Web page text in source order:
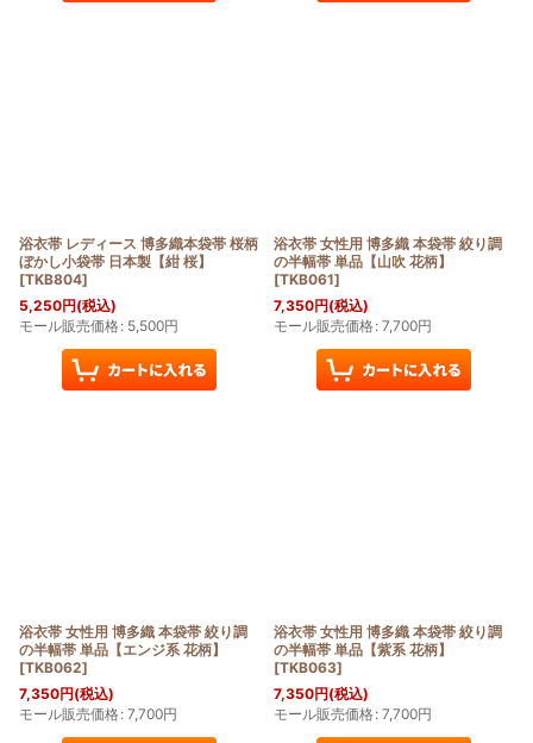
浴衣帯 レディース 博多織本袋帯 桜柄
ぼかし小袋帯 日本製【紺 桜】
[TKB804]
5,250円(税込)
モール販売価格: 5,500円
浴衣帯 女性用 博多織 本袋帯 絞り調
の半幅帯 単品【山吹 花柄】
[TKB061]
7,350円(税込)
モール販売価格: 7,700円
浴衣帯 女性用 博多織 本袋帯 絞り調
の半幅帯 単品【エンジ系 花柄】
[TKB062]
7,350円(税込)
モール販売価格: 7,700円
浴衣帯 女性用 博多織 本袋帯 絞り調
の半幅帯 単品【紫系 花柄】
[TKB063]
7,350円(税込)
モール販売価格: 7,700円